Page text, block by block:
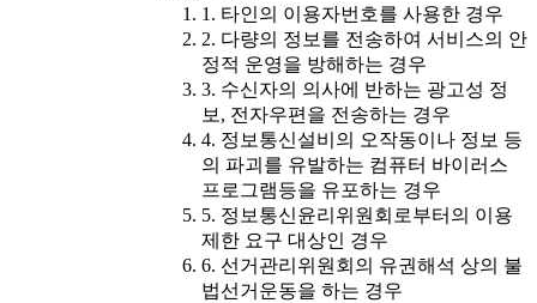
1. 타인의 이용자번호를 사용한 경우
2. 다량의 정보를 전송하여 서비스의 안
정적 운영을 방해하는 경우
3. 수신자의 의사에 반하는 광고성 정
보, 전자우편을 전송하는 경우
4. 정보통신설비의 오작동이나 정보 등
의 파괴를 유발하는 컴퓨터 바이러스
프로그램등을 유포하는 경우
5. 정보통신윤리위원회로부터의 이용
제한 요구 대상인 경우
6. 선거관리위원회의 유권해석 상의 불
법선거운동을 하는 경우